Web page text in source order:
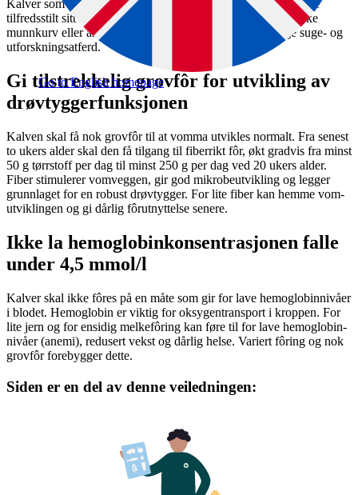
Go to English homepage
Kalver som ikke dier naturlig, bør fôres med smokk. Da får de
tilfreds­stilt sitt sterke behov for å suge. Det er ikke lov å bruke
munn­kurv eller annet utstyr som hindrer kalvens naturlige suge- og
utforsknings­atferd.
Gi tilstrekkelig grovfôr for utvikling av
drøvtyggerfunksjonen
Kalven skal få nok grovfôr til at vomma utvikles normalt. Fra senest
to ukers alder skal den få tilgang til fiber­rikt fôr, økt gradvis fra minst
50 g tørrstoff per dag til minst 250 g per dag ved 20 ukers alder.
Fiber stimulerer vom­veggen, gir god mikrobe­utvikling og legger
grunnlaget for en robust drøv­tygger. For lite fiber kan hemme vom­
utviklingen og gi dårlig fôr­utnyttelse senere.
Ikke la hemoglobin­konsentrasjonen falle
under 4,5 mmol/l
Kalver skal ikke fôres på en måte som gir for lave hemoglobin­nivåer
i blodet. Hemoglobin er viktig for oksygen­transport i kroppen. For
lite jern og for ensidig melke­fôring kan føre til for lave hemoglobin­
nivåer (anemi), redusert vekst og dårlig helse. Variert fôring og nok
grovfôr forebygger dette.
Siden er en del av denne veiledningen: